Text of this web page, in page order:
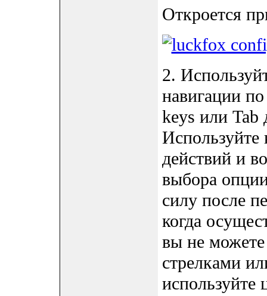
Откроется
2.
навигации
keys или Tab
действий и
выбора
силу после
когда
вы не можете
стрелками